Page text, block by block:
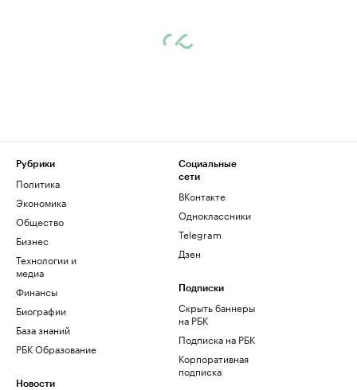
Рубрики
Политика
Экономика
Общество
Бизнес
Технологии и
медиа
Финансы
Биографии
База знаний
РБК Образование
Новости
Социальные
сети
ВКонтакте
Одноклассники
Telegram
Дзен
Подписки
Скрыть баннеры
на РБК
Подписка на РБК
Корпоративная
подписка